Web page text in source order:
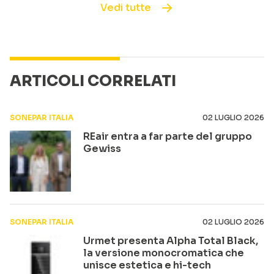
Vedi tutte
ARTICOLI CORRELATI
SONEPAR ITALIA 02 LUGLIO 2026
REair entra a far parte del gruppo
Gewiss
SONEPAR ITALIA 02 LUGLIO 2026
Urmet presenta Alpha Total Black,
la versione monocromatica che
unisce estetica e hi-tech